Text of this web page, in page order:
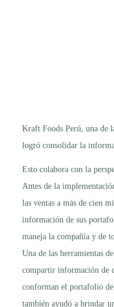
Kraft Foods Perú, una de
logró consolidar la
Esto colabora con la
Antes de la
las ventas a más de cien
información de sus
maneja la compañía y de
Una de las herramientas
compartir información de
conforman el portafolio
también ayudó a brindar